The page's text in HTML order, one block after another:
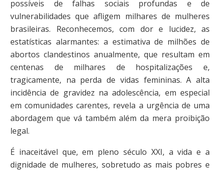
possíveis de falhas sociais profundas e de
vulnerabilidades que afligem milhares de mulheres
brasileiras. Reconhecemos, com dor e lucidez, as
estatísticas alarmantes: a estimativa de milhões de
abortos clandestinos anualmente, que resultam em
centenas de milhares de hospitalizações e,
tragicamente, na perda de vidas femininas. A alta
incidência de gravidez na adolescência, em especial
em comunidades carentes, revela a urgência de uma
abordagem que vá também além da mera proibição
legal.
É inaceitável que, em pleno século XXI, a vida e a
dignidade de mulheres, sobretudo as mais pobres e